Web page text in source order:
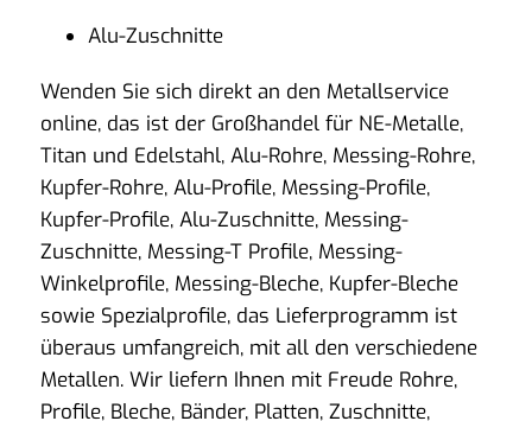
Alu-Zuschnitte
Wenden Sie sich direkt an den Metallservice
online, das ist der Großhandel für NE-Metalle,
Titan und Edelstahl, Alu-Rohre, Messing-Rohre,
Kupfer-Rohre, Alu-Profile, Messing-Profile,
Kupfer-Profile, Alu-Zuschnitte, Messing-
Zuschnitte, Messing-T Profile, Messing-
Winkelprofile, Messing-Bleche, Kupfer-Bleche
sowie Spezialprofile, das Lieferprogramm ist
überaus umfangreich, mit all den verschiedene
Metallen. Wir liefern Ihnen mit Freude Rohre,
Profile, Bleche, Bänder, Platten, Zuschnitte,